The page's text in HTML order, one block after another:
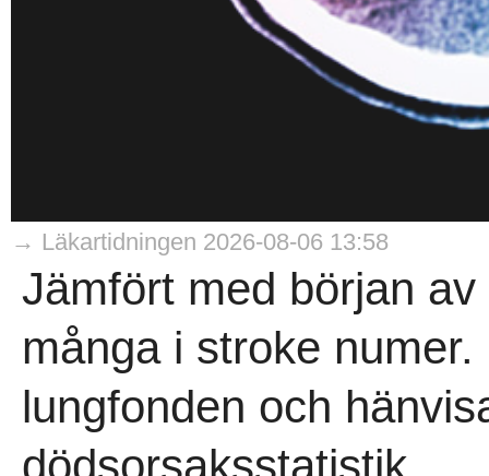
→ Läkartidningen 2026-08-06 13:58
Jämfört med början
många i stroke
lungfonden och
dödsorsaksstatistik...